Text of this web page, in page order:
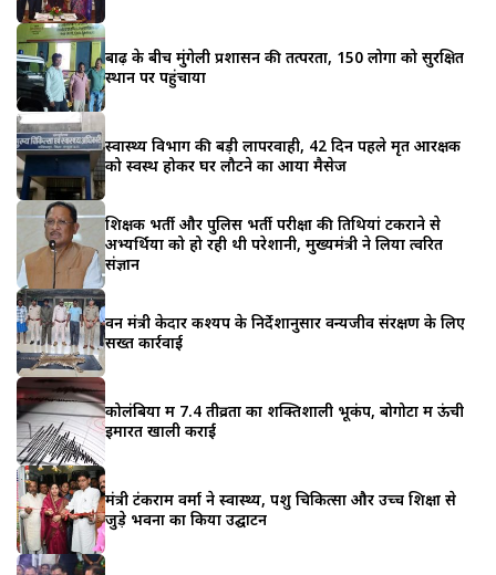
बाढ़ के बीच मुंगेली प्रशासन की तत्परता, 150 लोगों को सुरक्षित
स्थान पर पहुंचाया
स्वास्थ्य विभाग की बड़ी लापरवाही, 42 दिन पहले मृत आरक्षक
को स्वस्थ होकर घर लौटने का आया मैसेज
शिक्षक भर्ती और पुलिस भर्ती परीक्षा की तिथियां टकराने से
अभ्यर्थियों को हो रही थी परेशानी, मुख्यमंत्री ने लिया त्वरित
संज्ञान
वन मंत्री केदार कश्यप के निर्देशानुसार वन्यजीव संरक्षण के लिए
सख्त कार्रवाई
कोलंबिया में 7.4 तीव्रता का शक्तिशाली भूकंप, बोगोटा में ऊंची
इमारतें खाली कराईं
मंत्री टंकराम वर्मा ने स्वास्थ्य, पशु चिकित्सा और उच्च शिक्षा से
जुड़े भवनों का किया उद्घाटन